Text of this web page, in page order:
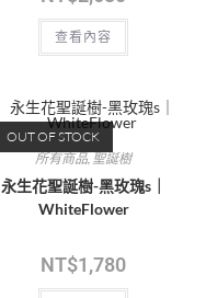
查看內容
OUT OF STOCK
所有商品, 聖誕樹
永生花聖誕樹-黑玫瑰s｜
WhiteFlower
NT$1,780